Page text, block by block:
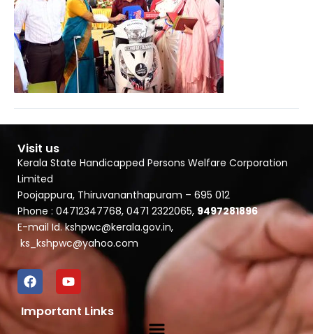
Visit us
Kerala State Handicapped Persons Welfare Corporation
Limited
Poojappura, Thiruvananthapuram – 695 012
Phone : 04712347768, 0471 2322065, 9497281896
E-mail Id. kshpwc@kerala.gov.in,
ks_kshpwc@yahoo.com
F
a
c
e
Y
o
u
t
Important Links
Menu